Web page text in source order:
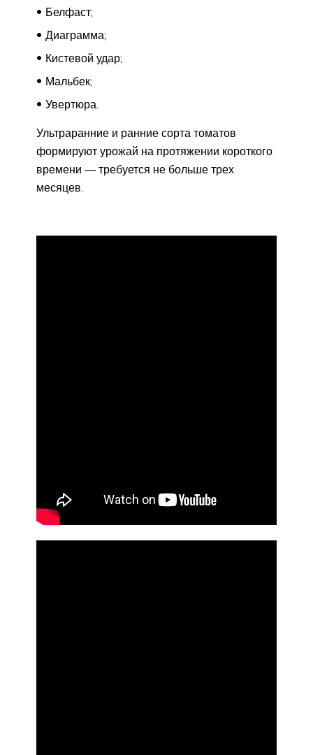
Белфаст;
Диаграмма;
Кистевой удар;
Мальбек;
Увертюра.
Ультраранние и ранние сорта томатов
формируют урожай на протяжении короткого
времени — требуется не больше трех
месяцев.